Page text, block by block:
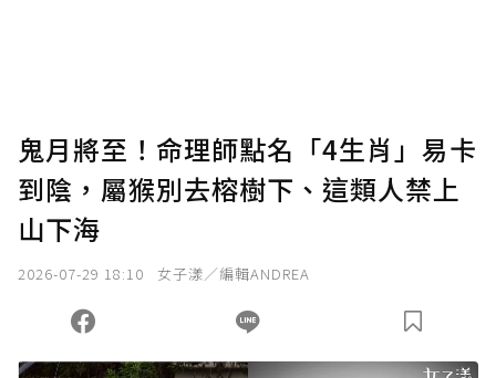
確認送出
您當前剩餘 U 利點數：0點；前往 購買點數
鬼月將至！命理師點名「4生肖」易卡
到陰，屬猴別去榕樹下、這類人禁上
山下海
2026-07-29 18:10 女子漾／編輯ANDREA